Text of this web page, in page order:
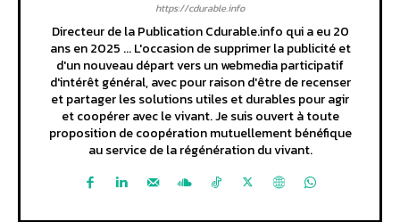
https://cdurable.info
Directeur de la Publication Cdurable.info qui a eu 20
ans en 2025 ... L'occasion de supprimer la publicité et
d'un nouveau départ vers un webmedia participatif
d'intérêt général, avec pour raison d'être de recenser
et partager les solutions utiles et durables pour agir
et coopérer avec le vivant. Je suis ouvert à toute
proposition de coopération mutuellement bénéfique
au service de la régénération du vivant.